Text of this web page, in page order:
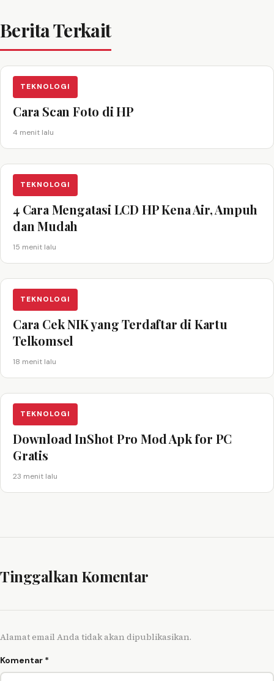
Berita Terkait
TEKNOLOGI
Cara Scan Foto di HP
4 menit lalu
TEKNOLOGI
4 Cara Mengatasi LCD HP Kena Air, Ampuh
dan Mudah
15 menit lalu
TEKNOLOGI
Cara Cek NIK yang Terdaftar di Kartu
Telkomsel
18 menit lalu
TEKNOLOGI
Download InShot Pro Mod Apk for PC
Gratis
23 menit lalu
Tinggalkan Komentar
Alamat email Anda tidak akan dipublikasikan.
Komentar *